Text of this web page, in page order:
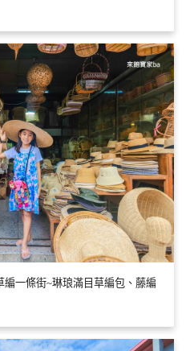
一條街~琳琅滿目草編包、藤編